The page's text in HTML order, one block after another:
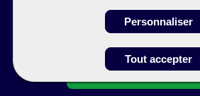
Obtenir ses
Personnaliser
Tout accepter
BTPEXPERT
Tous droits réservés ©